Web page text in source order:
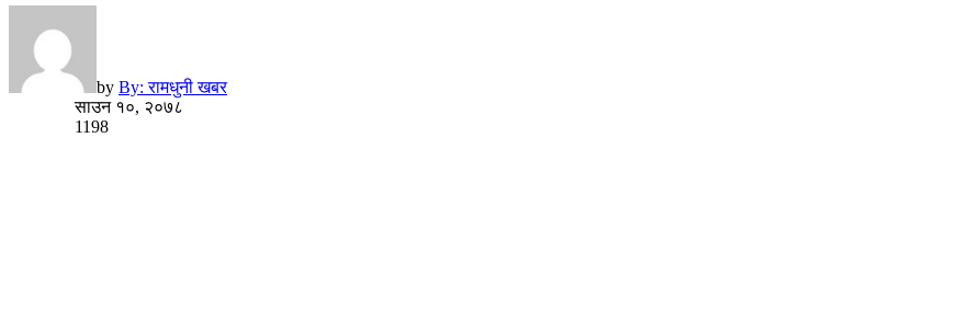
by By: रामधुनी खबर
साउन १०, २०७८
1198